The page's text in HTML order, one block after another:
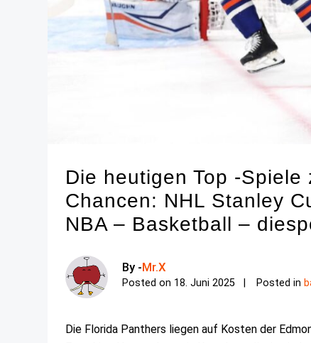
Die heutigen Top -
Chancen: NHL Stanley
NBA – Basketball –
By -Mr.X
Posted on 18. Juni 2025 Posted in
Die Florida Panthers liegen auf Kosten der